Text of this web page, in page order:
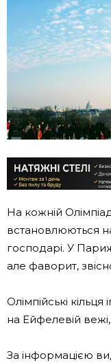
На кожній
встановлюються
господарі. У
але фаворит,
Олімпійські
на Ейфелевій
За інформацією